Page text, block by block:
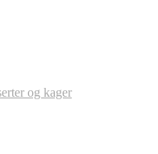
og kager